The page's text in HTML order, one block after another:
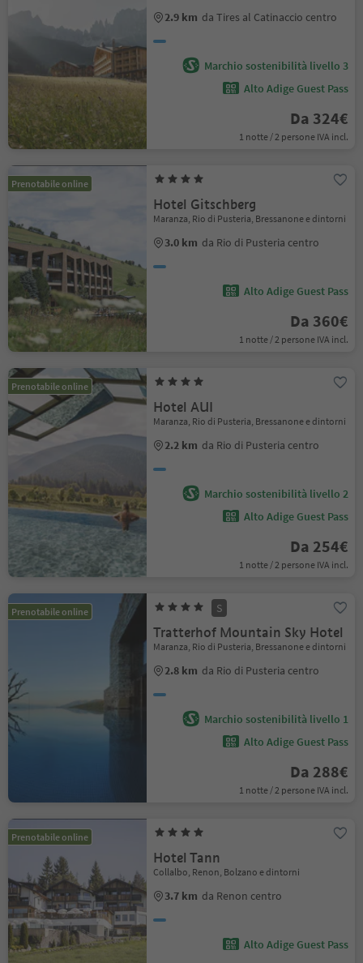
2.9 km da Tires al Catinaccio centro
Marchio sostenibilità livello 3
Alto Adige Guest Pass
Da 324€
1 notte / 2 persone IVA incl.
Prenotabile online
Hotel Gitschberg
Maranza, Rio di Pusteria, Bressanone e dintorni
3.0 km da Rio di Pusteria centro
Alto Adige Guest Pass
Da 360€
1 notte / 2 persone IVA incl.
Prenotabile online
Hotel AUI
Maranza, Rio di Pusteria, Bressanone e dintorni
2.2 km da Rio di Pusteria centro
Marchio sostenibilità livello 2
Alto Adige Guest Pass
Da 254€
1 notte / 2 persone IVA incl.
Prenotabile online S
Tratterhof Mountain Sky Hotel
Maranza, Rio di Pusteria, Bressanone e dintorni
2.8 km da Rio di Pusteria centro
Marchio sostenibilità livello 1
Alto Adige Guest Pass
Da 288€
1 notte / 2 persone IVA incl.
Prenotabile online
Hotel Tann
Collalbo, Renon, Bolzano e dintorni
3.7 km da Renon centro
Alto Adige Guest Pass